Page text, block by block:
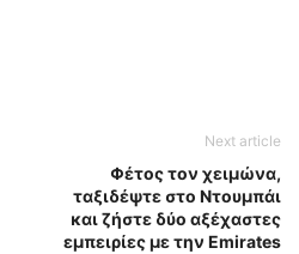
Next article
Φέτος τον χειμώνα,
ταξιδέψτε στο Ντουμπάι
και ζήστε δύο αξέχαστες
εμπειρίες με την Emirates